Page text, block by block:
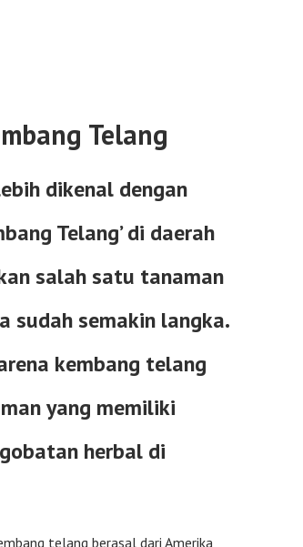
Telang
dikenal dengan
Telang’ di daerah
salah satu tanaman
sudah semakin langka.
kembang telang
yang memiliki
herbal di
telang berasal dari Amerika